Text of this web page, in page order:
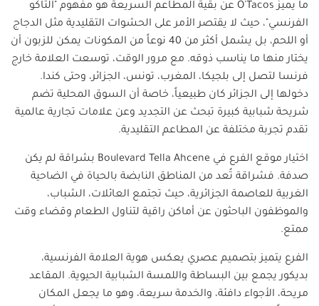
ما يميزO'Tacos عن بقية المطاعم السريعة هو مفهوم "التاكو
الفرنسي"، حيث لا يقتصر الأمر على الحشوات التقليدية مثل الدجاج
أو اللحم، بل يشمل أكثر من 40 نوعاً من المكونات يمكن للزبون أن
يختار منها ما يناسب ذوقه. مع مرور الوقت، توسعت العلامة خارج
فرنسا لتصل إلى بلجيكا، المغرب، تونس، الجزائر، وحتى كندا.
دخولها إلى الجزائر كان طبيعياً، خاصة أن السوق المحلية تضم
شريحة شبابية كبيرة تبحث عن التجديد وعن علامات تجارية عالمية
تقدم تجربة مختلفة عن المطاعم التقليدية.
اختيار موقع الفرع في Boulevard Tella Ahcene بشراقة لم يكن
صدفة. فشراقة تُعد من المناطق النابضة بالحياة في الضاحية
الغربية للعاصمة الجزائرية، حيث تجتمع العائلات، الشباب،
والموظفون الباحثون عن أماكن راقية لتناول الطعام وقضاء وقت
ممتع.
الفرع يتميز بتصميم عصري يعكس هوية العلامة الفرنسية،
بديكور يجمع بين البساطة واللمسة الشبابية الحيوية. المقاعد
مريحة، الأجواء دافئة، والخدمة سريعة، وهو ما يجعل المكان